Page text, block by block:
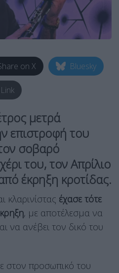
on X Bluesky
μετρά
επιστροφή του
σοβαρό
του, τον Απρίλιο
έκρηξη κροτίδας.
κλαρινίστας έχασε τότε
, με αποτέλεσμα να
να ανέβει τον δικό του
στον προσωπικό του